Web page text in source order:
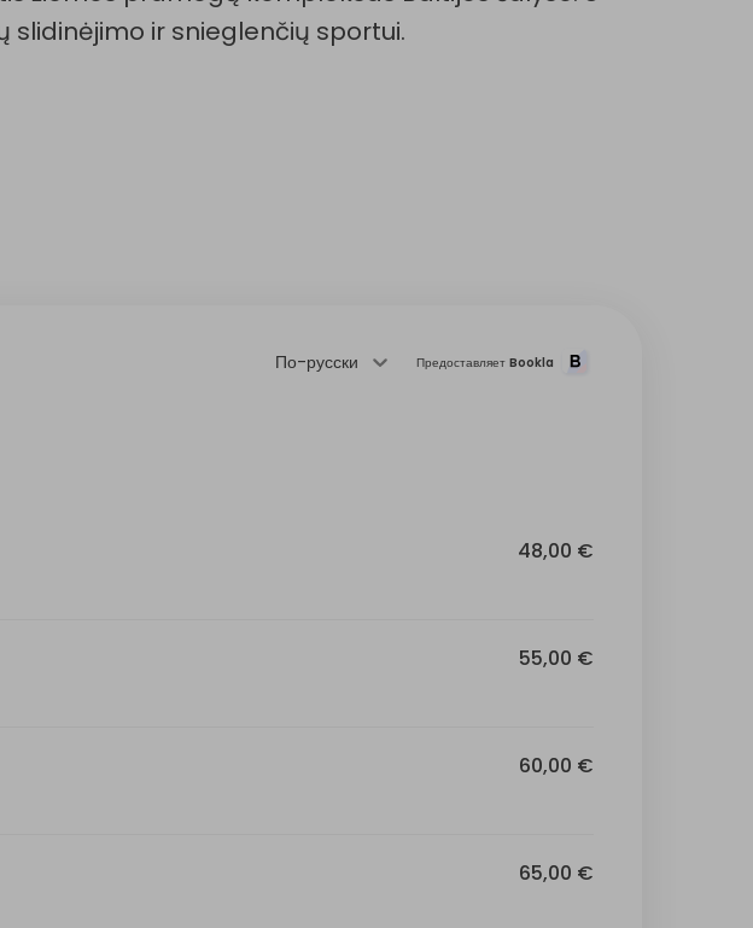
ir snieglenčių sportui.